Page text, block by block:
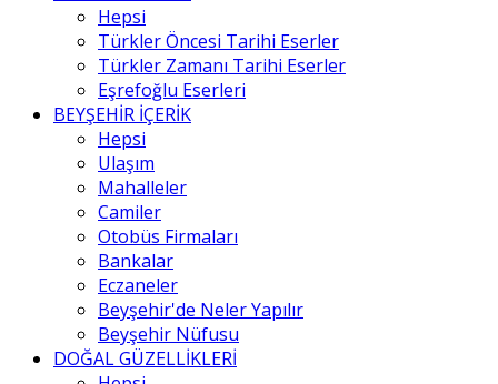
Hepsi
Türkler Öncesi Tarihi Eserler
Türkler Zamanı Tarihi Eserler
Eşrefoğlu Eserleri
BEYŞEHİR İÇERİK
Hepsi
Ulaşım
Mahalleler
Camiler
Otobüs Firmaları
Bankalar
Eczaneler
Beyşehir'de Neler Yapılır
Beyşehir Nüfusu
DOĞAL GÜZELLİKLERİ